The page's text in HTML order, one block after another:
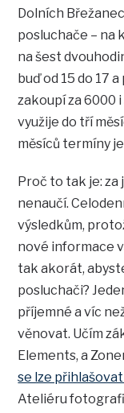
Dolních
posluchače – na
na šest
buď od 15 do 17
zakoupí za 6000
využije do tří
měsíců termíny
Proč to tak je: za
nenaučí.
výsledkům,
nové informace
tak akorát,
posluchači?
příjemné a víc
věnovat. Učím
Elements, a
se lze
Ateliéru